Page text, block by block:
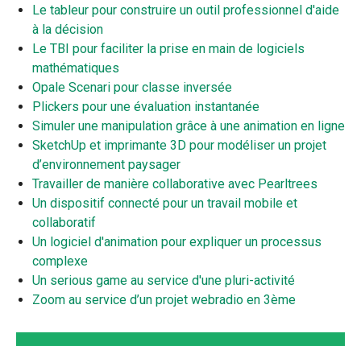
Le tableur pour construire un outil professionnel d'aide
à la décision
Le TBI pour faciliter la prise en main de logiciels
mathématiques
Opale Scenari pour classe inversée
Plickers pour une évaluation instantanée
Simuler une manipulation grâce à une animation en ligne
SketchUp et imprimante 3D pour modéliser un projet
d’environnement paysager
Travailler de manière collaborative avec Pearltrees
Un dispositif connecté pour un travail mobile et
collaboratif
Un logiciel d'animation pour expliquer un processus
complexe
Un serious game au service d'une pluri-activité
Zoom au service d’un projet webradio en 3ème